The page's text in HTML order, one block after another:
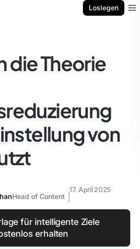
Loslegen
die Theorie
von
Head of Content
17. April 2025
für intelligente Ziele
erhalten